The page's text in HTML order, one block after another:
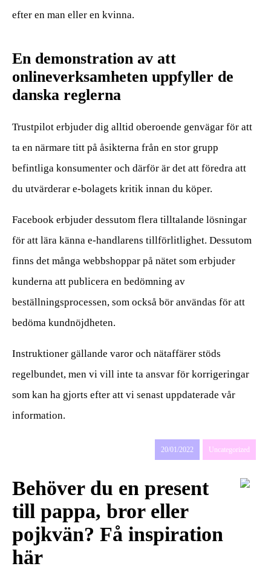
efter en man eller en kvinna.
En demonstration av att
onlineverksamheten uppfyller de
danska reglerna
Trustpilot erbjuder dig alltid oberoende genvägar för att
ta en närmare titt på åsikterna från en stor grupp
befintliga konsumenter och därför är det att föredra att
du utvärderar e-bolagets kritik innan du köper.
Facebook erbjuder dessutom flera tilltalande lösningar
för att lära känna e-handlarens tillförlitlighet. Dessutom
finns det många webbshoppar på nätet som erbjuder
kunderna att publicera en bedömning av
beställningsprocessen, som också bör användas för att
bedöma kundnöjdheten.
Instruktioner gällande varor och nätaffärer stöds
regelbundet, men vi vill inte ta ansvar för korrigeringar
som kan ha gjorts efter att vi senast uppdaterade vår
information.
20/01/2022 Uncategorized
Behöver du en present
till pappa, bror eller
pojkvän? Få inspiration
här